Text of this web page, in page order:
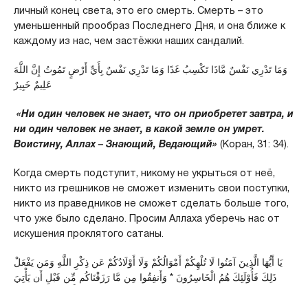
личный конец света, это его смерть. Смерть – это
уменьшенный прообраз Последнего Дня, и она ближе к
каждому из нас, чем застёжки наших сандалий.
وَمَا تَدْرِي نَفْسٌ مَّاذَا تَكْسِبُ غَدًا وَمَا تَدْرِي نَفْسٌ بِأَيِّ أَرْضٍ تَمُوتُ إِنَّ اللَّهَ
عَلِيمٌ خَبِيرٌ
«Ни один человек не знает, что он приобретет завтра, и
ни один человек не знает, в какой земле он умрет.
Воистину, Аллах – Знающий, Ведающий» (Коран, 31: 34).
Когда смерть подступит, никому не укрыться от неё,
никто из грешников не сможет изменить свои поступки,
никто из праведников не сможет сделать больше того,
что уже было сделано. Просим Аллаха уберечь нас от
искушения проклятого сатаны.
يَا أَيُّهَا الَّذِينَ آمَنُوا لَا تُلْهِكُمْ أَمْوَالُكُمْ وَلَا أَوْلَادُكُمْ عَن ذِكْرِ اللَّهِ وَمَن يَفْعَلْ
ذَلِكَ فَأُوْلَئِكَ هُمُ الْخَاسِرُونَ * وَأَنفِقُوا مِن مَّا رَزَقْنَاكُم مِّن قَبْلِ أَن يَأْتِيَ